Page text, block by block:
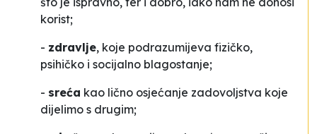
korist;
- zdravlje, koje podrazumijeva fizičko,
psihičko i socijalno blagostanje;
- sreća kao lično osjećanje zadovoljstva koje
dijelimo s drugim;